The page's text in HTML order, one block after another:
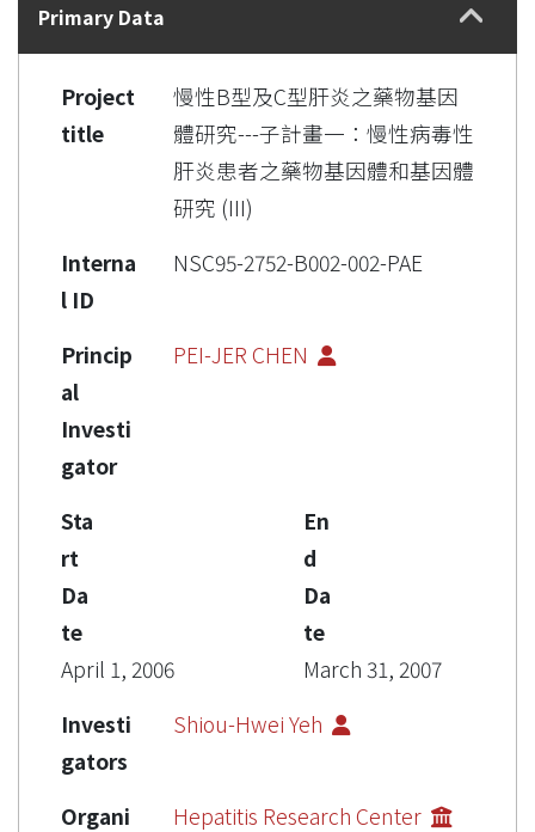
Primary Data
Project
title
慢性B型及C型肝炎之藥物基因
體研究---子計畫一：慢性病毒性
肝炎患者之藥物基因體和基因體
研究 (III)
Interna
l ID
NSC95-2752-B002-002-PAE
Princip
al
Investi
gator
PEI-JER CHEN
Sta
rt
Da
te
April 1, 2006
En
d
Da
te
March 31, 2007
Investi
gators
Shiou-Hwei Yeh
Organi
Hepatitis Research Center